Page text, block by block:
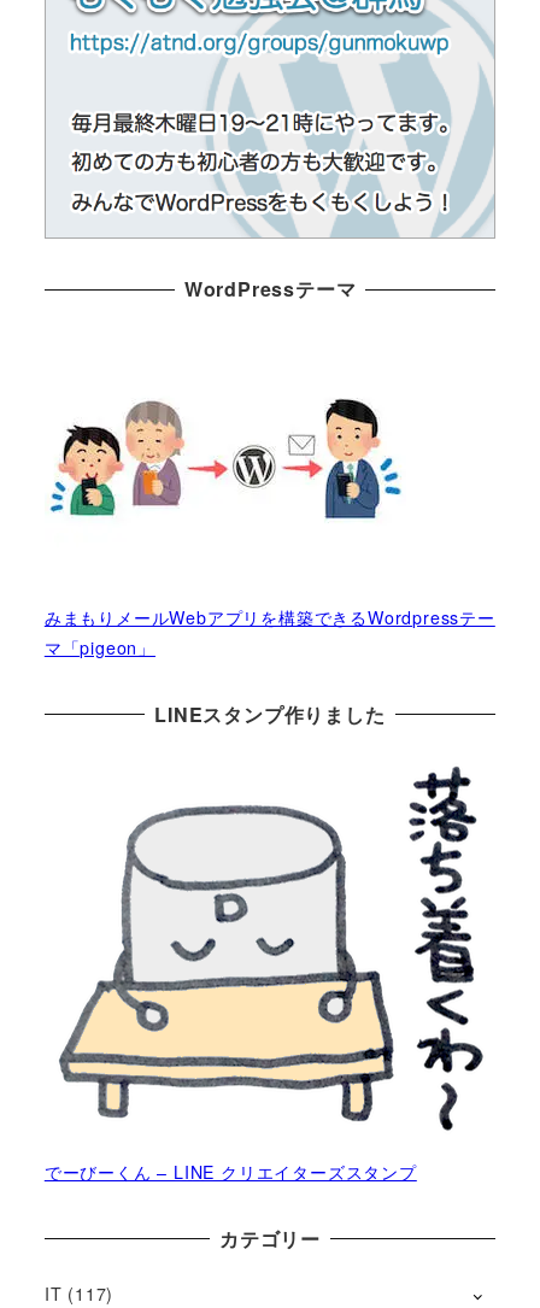
WordPressテーマ
みまもりメールWebアプリを構築できるWordpressテー
マ「pigeon」
LINEスタンプ作りました
でーびーくん – LINE クリエイターズスタンプ
カテゴリー
IT (117)